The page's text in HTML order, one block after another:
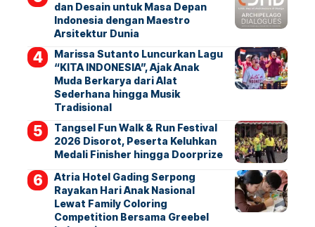
dan Desain untuk Masa Depan
Indonesia dengan Maestro
Arsitektur Dunia
Marissa Sutanto Luncurkan Lagu
“KITA INDONESIA”, Ajak Anak
Muda Berkarya dari Alat
Sederhana hingga Musik
Tradisional
Tangsel Fun Walk & Run Festival
2026 Disorot, Peserta Keluhkan
Medali Finisher hingga Doorprize
Atria Hotel Gading Serpong
Rayakan Hari Anak Nasional
Lewat Family Coloring
Competition Bersama Greebel